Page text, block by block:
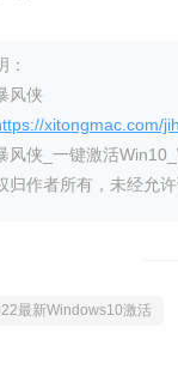
：
风侠
xitongmac.com/
风侠_一键激活
归作者所有，未经允许
最新Windows10激活